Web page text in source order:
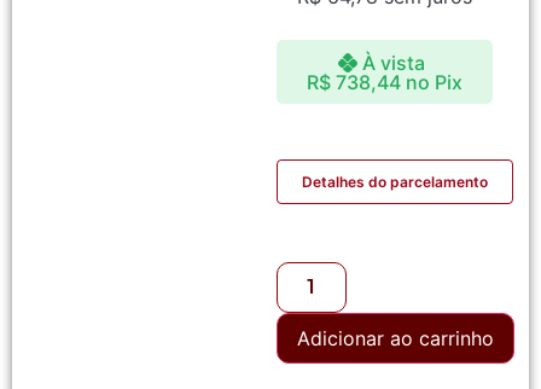
À vista
R$738,44 no Pix
Detalhes do parcelamento
Adicionar ao carrinho